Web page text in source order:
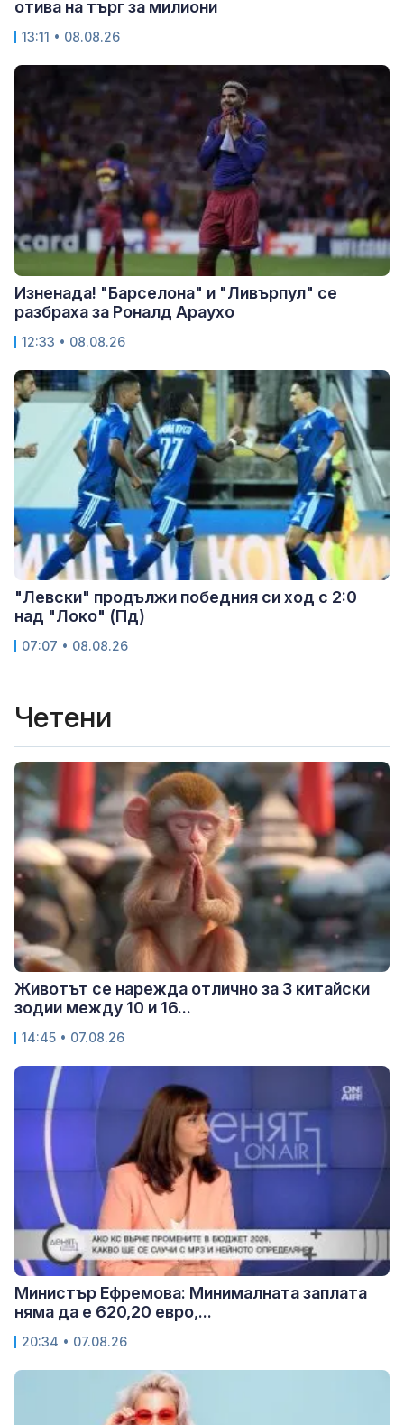
отива на търг за милиони
13:11 • 08.08.26
Изненада! "Барселона" и "Ливърпул" се
разбраха за Роналд Араухо
12:33 • 08.08.26
"Левски" продължи победния си ход с 2:0
над "Локо" (Пд)
07:07 • 08.08.26
Четени
Животът се нарежда отлично за 3 китайски
зодии между 10 и 16...
14:45 • 07.08.26
Министър Ефремова: Минималната заплата
няма да е 620,20 евро,...
20:34 • 07.08.26